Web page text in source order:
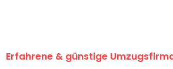
Erfahrene & günstige